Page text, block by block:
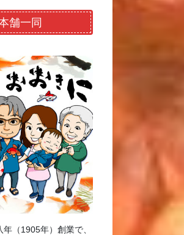
舗一同
（1905年）創業で、